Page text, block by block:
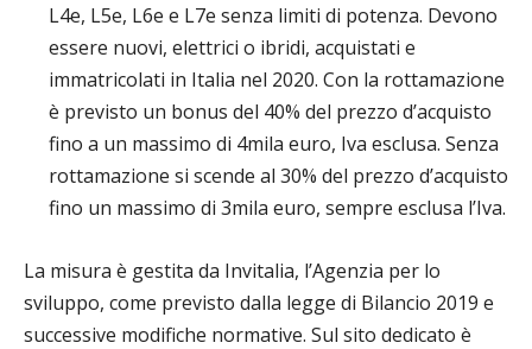
L4e, L5e, L6e e L7e senza limiti di potenza. Devono
essere nuovi, elettrici o ibridi, acquistati e
immatricolati in Italia nel 2020. Con la rottamazione
è previsto un bonus del 40% del prezzo d’acquisto
fino a un massimo di 4mila euro, Iva esclusa. Senza
rottamazione si scende al 30% del prezzo d’acquisto
fino un massimo di 3mila euro, sempre esclusa l’Iva.
La misura è gestita da Invitalia, l’Agenzia per lo
sviluppo, come previsto dalla legge di Bilancio 2019 e
successive modifiche normative. Sul sito dedicato è